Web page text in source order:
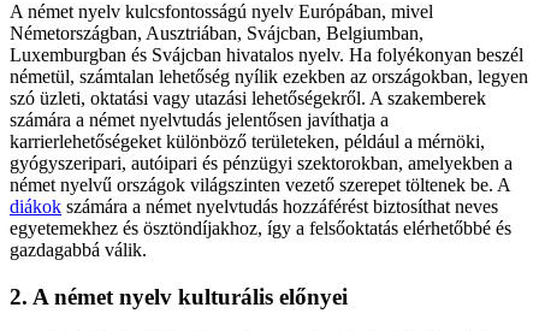
A német nyelv kulcsfontosságú nyelv Európában, mivel
Németországban, Ausztriában, Svájcban, Belgiumban,
Luxemburgban és Svájcban hivatalos nyelv. Ha folyékonyan beszél
németül, számtalan lehetőség nyílik ezekben az országokban, legyen
szó üzleti, oktatási vagy utazási lehetőségekről. A szakemberek
számára a német nyelvtudás jelentősen javíthatja a
karrierlehetőségeket különböző területeken, például a mérnöki,
gyógyszeripari, autóipari és pénzügyi szektorokban, amelyekben a
német nyelvű országok világszinten vezető szerepet töltenek be. A
diákok számára a német nyelvtudás hozzáférést biztosíthat neves
egyetemekhez és ösztöndíjakhoz, így a felsőoktatás elérhetőbbé és
gazdagabbá válik.
2. A német nyelv kulturális előnyei